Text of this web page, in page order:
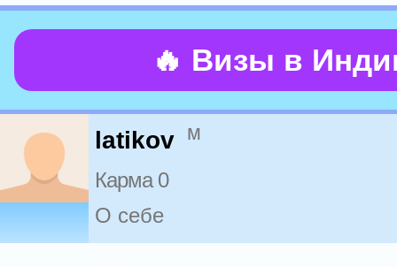
🔥 Визы в
latikov м
Карма 0
О себе